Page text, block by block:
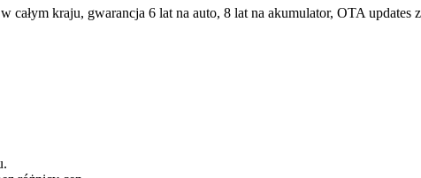
całym kraju, gwarancja 6 lat na auto, 8 lat na akumulator, OTA updates